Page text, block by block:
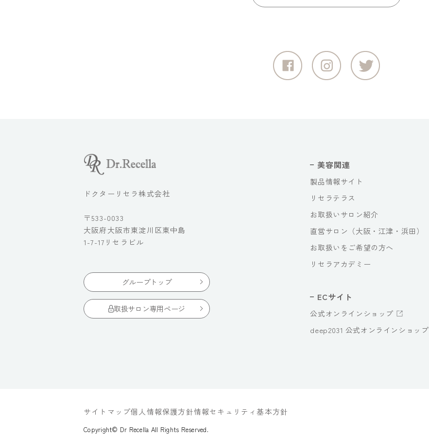
ドクターリセラ株式会社
〒533-0033
大阪府大阪市東淀川区東中島
1-7-17リセラビル
グループトップ
取扱サロン専用ページ
美容関連
製品情報サイト
リセラテラス
お取扱いサロン紹介
直営サロン（大阪・江津・浜田）
お取扱いをご希望の方へ
リセラアカデミー
ECサイト
公式オンラインショップ
deep2031 公式オンラインショップ
サイトマップ個人情報保護方針情報セキュリティ基本方針
Copyright© Dr Recella All Rights Reserved.